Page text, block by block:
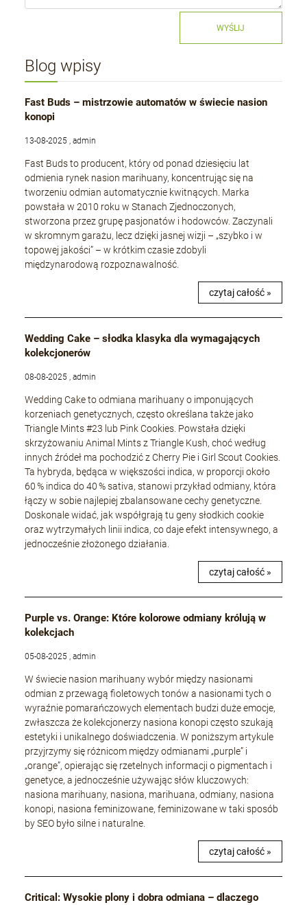
WYŚLIJ
Blog wpisy
Fast Buds – mistrzowie automatów w świecie nasion
konopi
13-08-2025 , admin
Fast Buds to producent, który od ponad dziesięciu lat
odmienia rynek nasion marihuany, koncentrując się na
tworzeniu odmian automatycznie kwitnących. Marka
powstała w 2010 roku w Stanach Zjednoczonych,
stworzona przez grupę pasjonatów i hodowców. Zaczynali
w skromnym garażu, lecz dzięki jasnej wizji – „szybko i w
topowej jakości” – w krótkim czasie zdobyli
międzynarodową rozpoznawalność.
czytaj całość »
Wedding Cake – słodka klasyka dla wymagających
kolekcjonerów
08-08-2025 , admin
Wedding Cake to odmiana marihuany o imponujących
korzeniach genetycznych, często określana także jako
Triangle Mints #23 lub Pink Cookies. Powstała dzięki
skrzyżowaniu Animal Mints z Triangle Kush, choć według
innych źródeł ma pochodzić z Cherry Pie i Girl Scout Cookies.
Ta hybryda, będąca w większości indica, w proporcji około
60 % indica do 40 % sativa, stanowi przykład odmiany, która
łączy w sobie najlepiej zbalansowane cechy genetyczne.
Doskonale widać, jak współgrają tu geny słodkich cookie
oraz wytrzymałych linii indica, co daje efekt intensywnego, a
jednocześnie złożonego działania.
czytaj całość »
Purple vs. Orange: Które kolorowe odmiany królują w
kolekcjach
05-08-2025 , admin
W świecie nasion marihuany wybór między nasionami
odmian z przewagą fioletowych tonów a nasionami tych o
wyraźnie pomarańczowych elementach budzi duże emocje,
zwłaszcza że kolekcjonerzy nasiona konopi często szukają
estetyki i unikalnego doświadczenia. W poniższym artykule
przyjrzymy się różnicom między odmianami „purple” i
„orange”, opierając się rzetelnych informacji o pigmentach i
genetyce, a jednocześnie używając słów kluczowych:
nasiona marihuany, nasiona, marihuana, odmiany, nasiona
konopi, nasiona feminizowane, feminizowane w taki sposób
by SEO było silne i naturalne.
czytaj całość »
Critical: Wysokie plony i dobra odmiana – dlaczego